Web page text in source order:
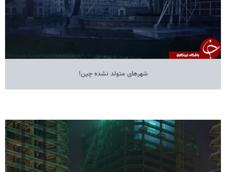
شهرهای متولد نشده چین!